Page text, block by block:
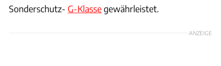
Sonderschutz- G-Klassegewährleistet.
ANZEIGE